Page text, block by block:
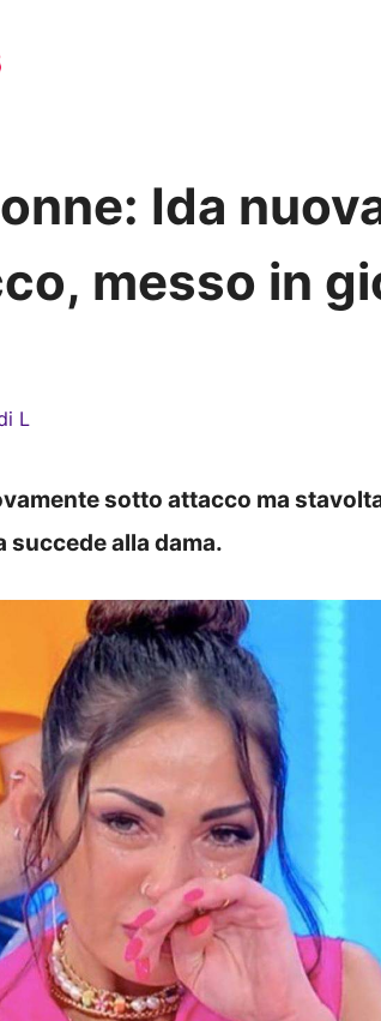
Ida
messo in
L
sotto attacco ma
succede alla dama.